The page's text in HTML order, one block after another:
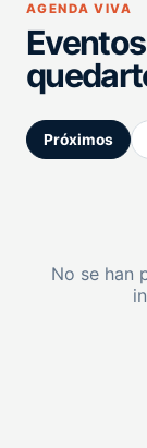
AGENDA VIVA
Próximos
No se han